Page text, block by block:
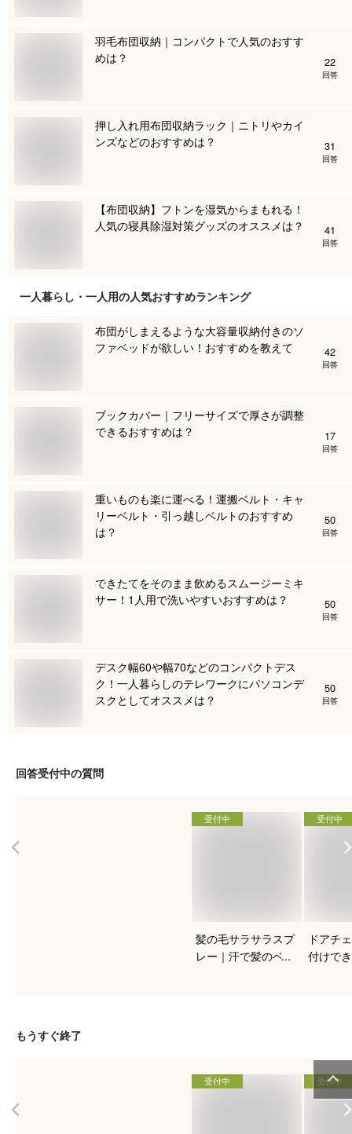
羽毛布団収納｜コンパクトで人気のおすす
めは？
22
回答
押し入れ用布団収納ラック｜ニトリやカイ
ンズなどのおすすめは？
31
回答
【布団収納】フトンを湿気からまもれる！
人気の寝具除湿対策グッズのオススメは？
41
回答
一人暮らし・一人用の人気おすすめランキング
布団がしまえるような大容量収納付きのソ
ファベッドが欲しい！おすすめを教えて
42
回答
ブックカバー｜フリーサイズで厚さが調整
できるおすすめは？
17
回答
重いものも楽に運べる！運搬ベルト・キャ
リーベルト・引っ越しベルトのおすすめ
は？
50
回答
できたてをそのまま飲めるスムージーミキ
サー！1人用で洗いやすいおすすめは？
50
回答
デスク幅60や幅70などのコンパクトデス
ク！一人暮らしのテレワークにパソコンデ
スクとしてオススメは？
50
回答
回答受付中の質問
受付中
髪の毛サラサラスプ
レー｜汗で髪のベタ
受付中
ドアチ
付けで
もうすぐ終了
受付中 受付中